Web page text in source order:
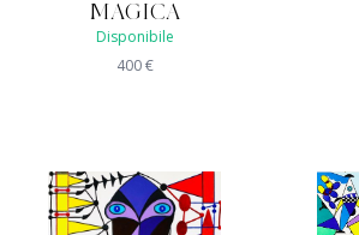
MAGICA
Disponibile
400€